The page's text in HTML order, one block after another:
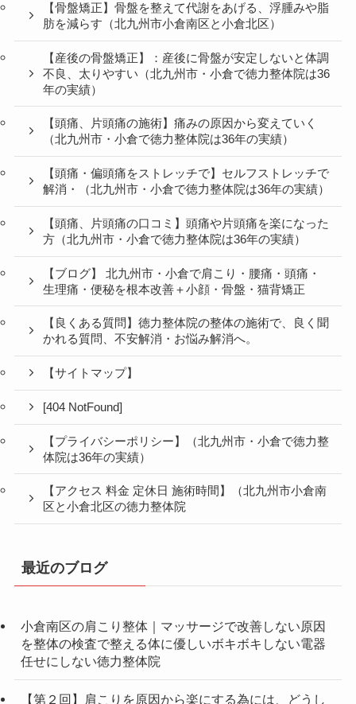
【骨盤矯正】骨盤を整えて代謝をあげる、浮腫みや脂
肪を減らす（北九州市小倉南区と小倉北区）
【産後の骨盤矯正】：産後に骨盤が安定しないと体調
不良、太りやすい（北九州市・小倉で徳力整体院は36
年の実績）
【頭痛、片頭痛の施術】痛みの原因から変えていく
（北九州市・小倉で徳力整体院は36年の実績）
【頭痛・偏頭痛をストレッチで】セルフストレッチで
解消・（北九州市・小倉で徳力整体院は36年の実績）
【頭痛、片頭痛の口コミ】頭痛や片頭痛を楽になった
方（北九州市・小倉で徳力整体院は36年の実績）
【ブログ】 北九州市・小倉で肩こり・腰痛・頭痛・
生理痛・便秘を根本改善＋小顔・骨盤・猫背矯正
【良くある質問】徳力整体院の整体の施術で、良く聞
かれる質問、不安解消・お悩み解消へ。
【サイトマップ】
[404 NotFound]
【プライバシーポリシー】（北九州市・小倉で徳力整
体院は36年の実績）
【アクセス 料金 定休日 施術時間】（北九州市小倉南
区と小倉北区の徳力整体院
最近のブログ
小倉南区の肩こり整体｜マッサージで改善しない原因
を整体の検査で整える体に優しいボキボキしない電器
任せにしない徳力整体院
【第２回】肩こりを原因から楽にする為には、どうし